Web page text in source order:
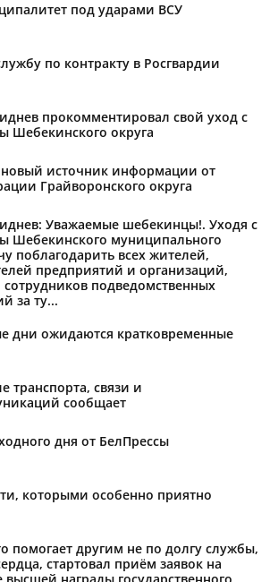
под ударами ВСУ
по контракту в Росгвардии
прокомментировал свой уход с
Шебекинского округа
новый источник информации от
Грайворонского округа
Уважаемые шебекинцы!. Уходя с
Шебекинского муниципального
поблагодарить всех жителей,
предприятий и организаций,
сотрудников подведомственных
за ту...
дни ожидаются кратковременные
транспорта, связи и
сообщает
дня от БелПрессы
которыми особенно приятно
помогает другим не по долгу службы,
стартовал приём заявок на